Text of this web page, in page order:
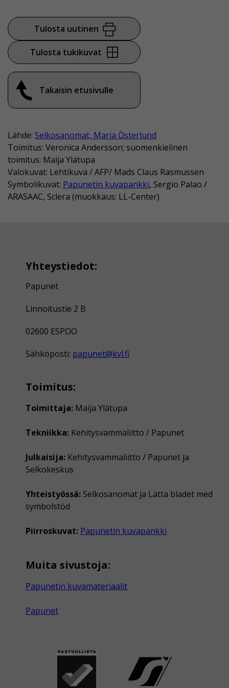
Tulosta uutinen
Tulosta tukikuvat
Takaisin etusivulle
Lähde: Selkosanomat, Maria Österlund
Toimitus: Veronica Andersson; suomenkielinen
toimitus: Maija Ylätupa
Valokuvat: Lehtikuva / AFP/ Mads Claus Rasmussen
Symbolikuvat: Papunetin kuvapankki, Sergio Palao /
ARASAAC, Sclera (muokkaus: LL-Center)
Yhteystiedot:
Papunet
Linnoitustie 2 B
02600 ESPOO
Sähköposti: papunet@kvl.fi
Toimitus:
Toimittaja: Maija Ylätupa
Tekniikka: Kehitysvammaliitto / Papunet
Julkaisija: Kehitysvammaliitto / Papunet ja
Selkokeskus
Yhteistyössä: Selkosanomat ja Lätta bladet med
symbolstöd
Piirroskuvat: Papunetin kuvapankki
Muita sivustoja:
Papunetin kuvamateriaalit
Papunet